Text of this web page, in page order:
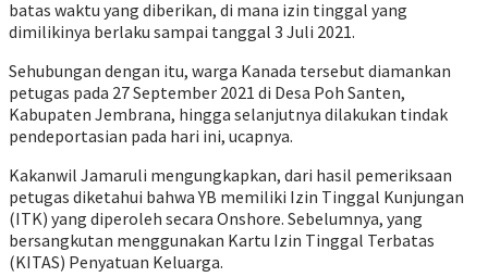
batas waktu yang diberikan, di mana izin tinggal yang
dimilikinya berlaku sampai tanggal 3 Juli 2021.
Sehubungan dengan itu, warga Kanada tersebut diamankan
petugas pada 27 September 2021 di Desa Poh Santen,
Kabupaten Jembrana, hingga selanjutnya dilakukan tindak
pendeportasian pada hari ini, ucapnya.
Kakanwil Jamaruli mengungkapkan, dari hasil pemeriksaan
petugas diketahui bahwa YB memiliki Izin Tinggal Kunjungan
(ITK) yang diperoleh secara Onshore. Sebelumnya, yang
bersangkutan menggunakan Kartu Izin Tinggal Terbatas
(KITAS) Penyatuan Keluarga.